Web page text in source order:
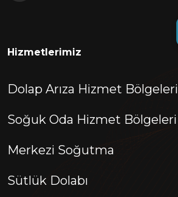
Hizmetlerimiz
Dolap Arıza Hizmet Bölgeleri
Soğuk Oda Hizmet Bölgeleri
Merkezi Soğutma
Sütlük Dolabı